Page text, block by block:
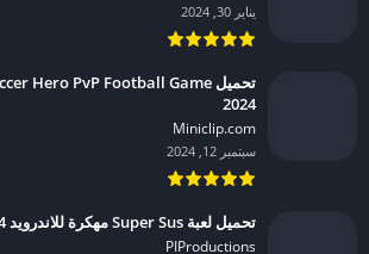
يناير 30, 2024
2024
Miniclip.com‏
سبتمبر 12, 2024
تحميل لعبة Super Sus مهكرة للاندرويد 2024
PIProductions‏